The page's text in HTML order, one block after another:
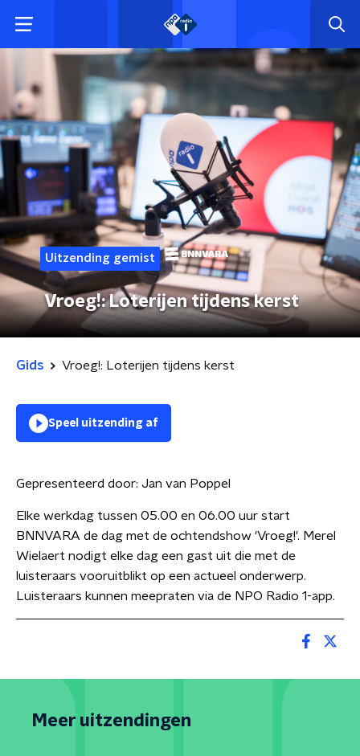
Uitzending gemist
Vroeg!: Loterijen tijdens kerst
Gids Vroeg!: Loterijen tijdens kerst
Speel uitzending af
Gepresenteerd door: Jan van Poppel
Elke werkdag tussen 05.00 en 06.00 uur start
BNNVARA de dag met de ochtendshow 'Vroeg!'. Merel
Wielaert nodigt elke dag een gast uit die met de
luisteraars vooruitblikt op een actueel onderwerp.
Luisteraars kunnen meepraten via de NPO Radio 1-app.
Meer uitzendingen